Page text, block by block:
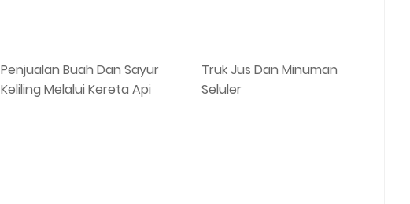
Penjualan Buah Dan Sayur
Keliling Melalui Kereta Api
Truk Jus Dan Minuman
Seluler